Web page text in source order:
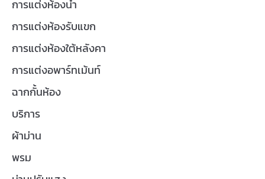
การแต่งห้องน้ำ
การแต่งห้องรับแขก
การแต่งห้องใต้หลังคา
การแต่งอพาร์ทเม้นท์
ฉากกั้นห้อง
บริการ
ผ้าม่าน
พรม